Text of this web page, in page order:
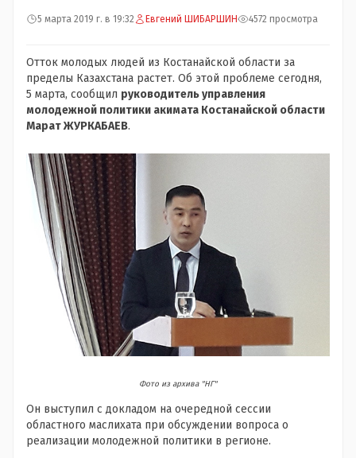
5 марта 2019 г. в 19:32 Евгений ШИБАРШИН 4572 просмотра
Отток молодых людей из Костанайской области за
пределы Казахстана растет. Об этой проблеме сегодня,
5 марта, сообщил руководитель управления
молодежной политики акимата Костанайской области
Марат ЖУРКАБАЕВ.
Фото из архива "НГ"
Он выступил с докладом на очередной сессии
областного маслихата при обсуждении вопроса о
реализации молодежной политики в регионе.